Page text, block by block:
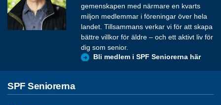
gemenskapen med närmare en kvarts
miljon medlemmar i föreningar över hela
landet. Tillsammans verkar vi för att skapa
bättre villkor för äldre – och ett aktivt liv för
dig som senior.
Bli medlem i SPF Seniorerna här
SPF Seniorerna